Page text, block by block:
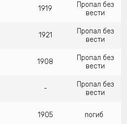
1919
Пропал без
вести
1921
Пропал без
вести
1908
Пропал без
вести
-
Пропал без
вести
1905 погиб